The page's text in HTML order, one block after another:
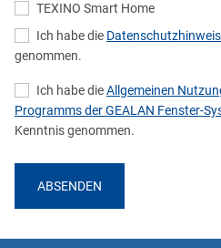
TEXINO Smart Home
Ich habe die
genommen.
Ich habe dieAllgemeinen
Programms der GEALAN Fenster-
Kenntnis genommen.
ABSENDEN